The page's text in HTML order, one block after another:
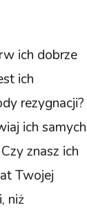
ich dobrze
ich
rezygnacji?
ich samych
znasz ich
Twojej
niż